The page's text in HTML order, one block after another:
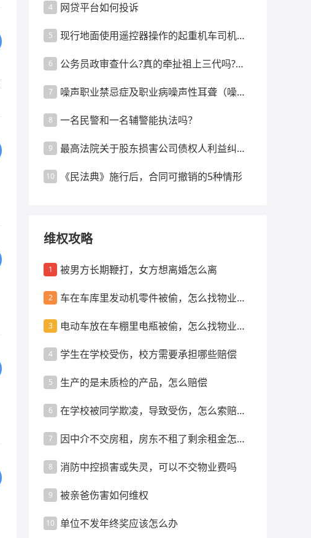
4 网贷平台如何投诉
5
现行地面使用遥控器操作的起重机车司机是
6
公务员政审查什么?真的牵扯祖上三代吗?政
7
噪声职业禁忌症及职业病噪声性耳聋（噪声
8 一名民警和一名辅警能执法吗？
9
最高法院关于股东损害公司债权人利益纠纷
10 《民法典》施行后，合同可撤销的5种情形
维权攻略
1 被男方长期鞭打，女方想离婚怎么离
2
车在车库里发动机零件被偷，怎么找物业索
3
电动车放在车棚里电瓶被偷，怎么找物业索
4 学生在学校受伤，校方需要承担哪些赔偿
5 生产的是未质检的产品，怎么赔偿
6
在学校被同学欺凌，导致受伤，怎么索赔赔
7
因中介不交房租，房东不租了剩余租金怎么
8 消防中控损害或失灵，可以不交物业费吗
9 被亲爸伤害如何维权
10 单位不发年终奖应该怎么办